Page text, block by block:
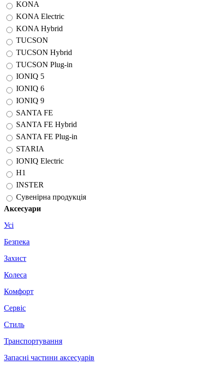
KONA
KONA Electric
KONA Hybrid
TUCSON
TUCSON Hybrid
TUCSON Plug-in
IONIQ 5
IONIQ 6
IONIQ 9
SANTA FE
SANTA FE Hybrid
SANTA FE Plug-in
STARIA
IONIQ Electric
H1
INSTER
Сувенірна продукція
Аксесуари
Усі
Безпека
Захист
Колеса
Комфорт
Сервіс
Стиль
Транспортування
Запасні частини аксесуарів